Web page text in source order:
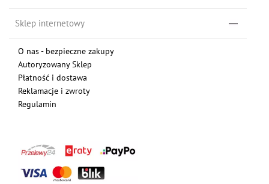
Sklep internetowy
O nas - bezpieczne zakupy
Autoryzowany Sklep
Płatność i dostawa
Reklamacje i zwroty
Regulamin